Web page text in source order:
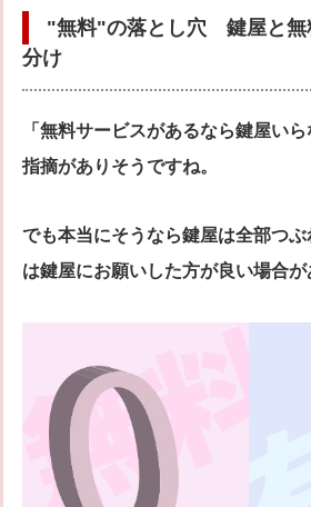
"無料"の落とし穴 鍵屋と無
分け
「無料サービスがあるなら鍵屋い
指摘がありそうですね。
でも本当にそうなら鍵屋は全部つ
は鍵屋にお願いした方が良い場合が